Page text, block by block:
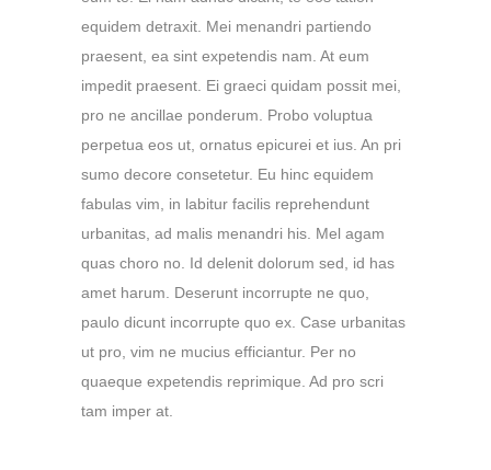
equidem detraxit. Mei menandri partiendo
praesent, ea sint expetendis nam. At eum
impedit praesent. Ei graeci quidam possit mei,
pro ne ancillae ponderum. Probo voluptua
perpetua eos ut, ornatus epicurei et ius. An pri
sumo decore consetetur. Eu hinc equidem
fabulas vim, in labitur facilis reprehendunt
urbanitas, ad malis menandri his. Mel agam
quas choro no. Id delenit dolorum sed, id has
amet harum. Deserunt incorrupte ne quo,
paulo dicunt incorrupte quo ex. Case urbanitas
ut pro, vim ne mucius efficiantur. Per no
quaeque expetendis reprimique. Ad pro scri
tam imper at.